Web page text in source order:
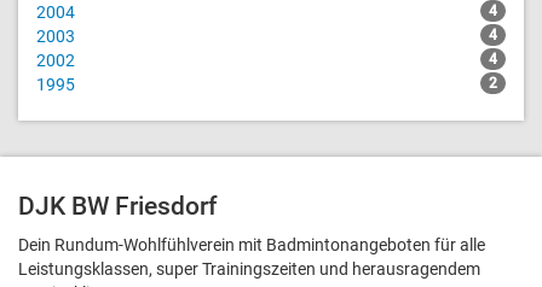
2004 4
2003 4
2002 4
1995 2
DJK BW Friesdorf
Dein Rundum-Wohlfühlverein mit Badmintonangeboten für alle
Leistungsklassen, super Trainingszeiten und heraus­ragendem